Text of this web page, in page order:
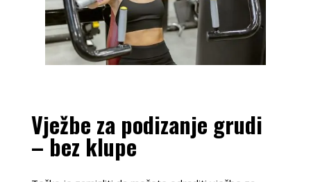
Vježbe za podizanje grudi
– bez klupe